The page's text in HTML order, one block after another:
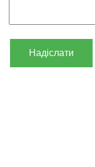
Надіслати